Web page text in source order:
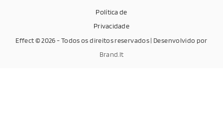
Effect © 2026 - Todos os direitos reservados | Desenvolvido por
Brand.It
Política de
Privacidade